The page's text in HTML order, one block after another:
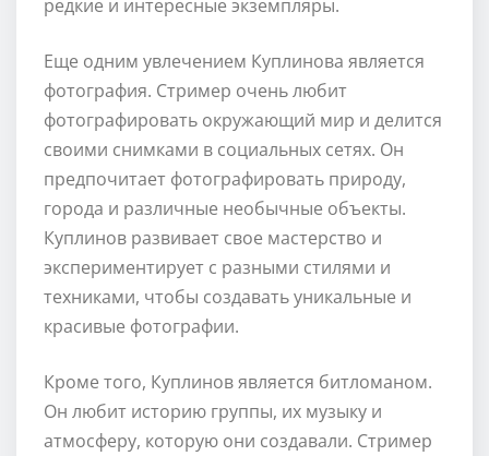
редкие и интересные экземпляры.
Еще одним увлечением Куплинова является
фотография. Стример очень любит
фотографировать окружающий мир и делится
своими снимками в социальных сетях. Он
предпочитает фотографировать природу,
города и различные необычные объекты.
Куплинов развивает свое мастерство и
экспериментирует с разными стилями и
техниками, чтобы создавать уникальные и
красивые фотографии.
Кроме того, Куплинов является битломаном.
Он любит историю группы, их музыку и
атмосферу, которую они создавали. Стример